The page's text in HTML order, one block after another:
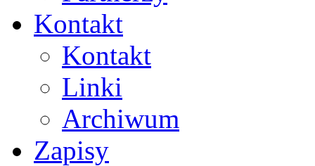
Kontakt
Kontakt
Linki
Archiwum
Zapisy